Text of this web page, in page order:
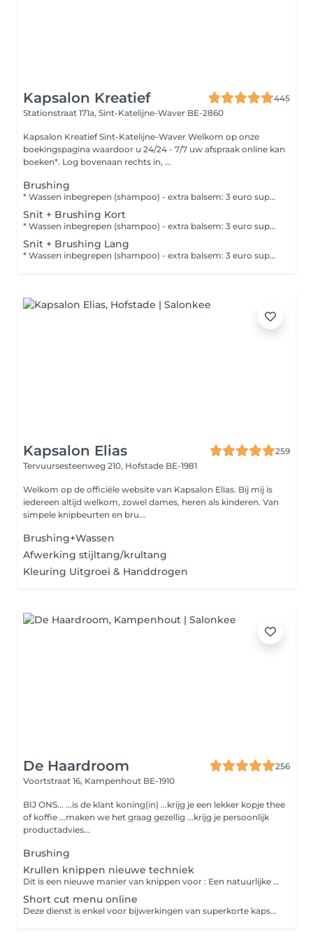
Kapsalon Kreatief
445
Stationstraat 171a, Sint-Katelijne-Waver BE-2860
Kapsalon Kreatief Sint-Katelijne-Waver Welkom op onze
boekingspagina waardoor u 24/24 - 7/7 uw afspraak online kan
boeken*. Log bovenaan rechts in, ...
Brushing
* Wassen inbegrepen (shampoo) - extra balsem: 3 euro supplement. Wenst u een afwerking met stijl-of krultang, vergeet dit dan niet bij te boeken. Naargelang de hoeveelheid haar kan er extra tijd nodig zijn voor de afwerking, hiervoor wordt een supplement aangerekend van 6 euro. Heeft uw haar een extra boost nodig, boek dan een OLAPLEX TREATMENT of DEFY DAMAGE apart bij.
Snit + Brushing Kort
* Wassen inbegrepen (shampoo) - extra balsem: 3 euro supplement. Wenst u een afwerking met stijl-of krultang, vergeet dit dan niet bij te boeken. Naargelang de hoeveelheid haar kan er extra tijd nodig zijn voor de afwerking, hiervoor wordt een supplement aangerekend van 6 euro. Heeft uw haar een extra boost nodig, boek dan een OLAPLEX TREATMENT of DEFY DAMAGE apart bij.
Snit + Brushing Lang
* Wassen inbegrepen (shampoo) - extra balsem: 3 euro supplement. Wenst u een afwerking met stijl-of krultang, vergeet dit dan niet bij te boeken. Naargelang de hoeveelheid haar kan er extra tijd nodig zijn voor de afwerking, hiervoor wordt een supplement aangerekend van 6 euro. Heeft uw haar een extra boost nodig, boek dan een OLAPLEX TREATMENT of DEFY DAMAGE apart bij.
Kapsalon Elias
259
Tervuursesteenweg 210, Hofstade BE-1981
Welkom op de officiële website van Kapsalon Elias. Bij mij is
iedereen altijd welkom, zowel dames, heren als kinderen. Van
simpele knipbeurten en bru...
Brushing+Wassen
Afwerking stijltang/krultang
Kleuring Uitgroei & Handdrogen
De Haardroom
256
Voortstraat 16, Kampenhout BE-1910
BIJ ONS... ...is de klant koning(in) ...krijg je een lekker kopje thee
of koffie ...maken we het graag gezellig ...krijg je persoonlijk
productadvies...
Brushing
Krullen knippen nieuwe techniek
Dit is een nieuwe manier van knippen voor : Een natuurlijke veerkrachtige krul Geen pluis Dubbel zoveel krul en volume, zonder uitdunnen Natuurlijke look en soepel vallende krullen Uw haren lijken 2 tot 3 cm korter Deze techniek vraagt meer expertise en tijd, wenst u dit niet kan u nog kiezen voor de normale snit-brushing Deze techniek word max 3x jaar toegepast
Short cut menu online
Deze dienst is enkel voor bijwerkingen van superkorte kapsels alle 4-5 weken , geen modesnit of brushing en voor reeds bestaande klanten